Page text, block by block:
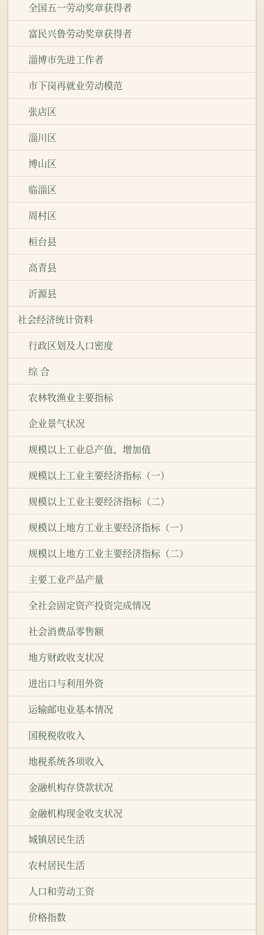
全国五一劳动奖章获得者
富民兴鲁劳动奖章获得者
淄博市先进工作者
市下岗再就业劳动模范
张店区
淄川区
博山区
临淄区
周村区
桓台县
高青县
沂源县
社会经济统计资料
行政区划及人口密度
综 合
农林牧渔业主要指标
企业景气状况
规模以上工业总产值、增加值
规模以上工业主要经济指标（一）
规模以上工业主要经济指标（二）
规模以上地方工业主要经济指标（一）
规模以上地方工业主要经济指标（二）
主要工业产品产量
全社会固定资产投资完成情况
社会消费品零售额
地方财政收支状况
进出口与利用外资
运输邮电业基本情况
国税税收收入
地税系统各项收入
金融机构存贷款状况
金融机构现金收支状况
城镇居民生活
农村居民生活
人口和劳动工资
价格指数